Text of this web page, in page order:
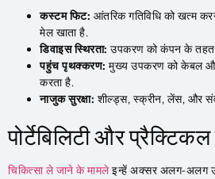
कस्टम फिट: आंतरिक गतिविधि को खत्म
मेल खाता है.
डिवाइस स्थिरता: उपकरण को कंपन के तहत
पहुंच पृथक्करण: मुख्य उपकरण को केबल
करता है.
नाजुक सुरक्षा: शील्ड्स, स्क्रीन, लेंस, और
पोर्टेबिलिटी और
चिकित्सा ले जाने के मामलेइन्हें अक्सर अलग-अलग